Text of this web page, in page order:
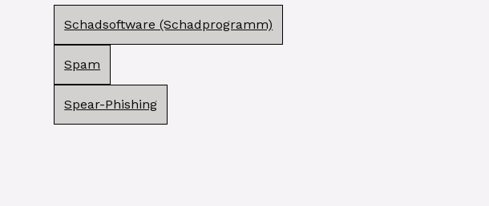
Schadsoftware (Schadprogramm)
Spam
Spear-Phishing